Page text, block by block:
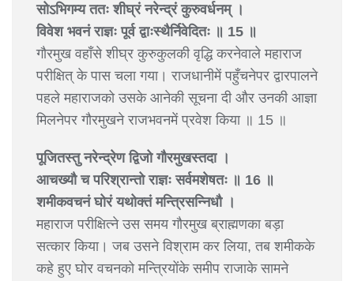
सोऽभिगम्य ततः शीघ्रं नरेन्द्रं कुरुवर्धनम् ।
विवेश भवनं राज्ञः पूर्व द्वाःस्थैर्निवेदितः ॥ 15 ॥
गौरमुख वहाँसे शीघ्र कुरुकुलकी वृद्धि करनेवाले महाराज
परीक्षित् के पास चला गया। राजधानीमें पहुँचनेपर द्वारपालने
पहले महाराजको उसके आनेकी सूचना दी और उनकी आज्ञा
मिलनेपर गौरमुखने राजभवनमें प्रवेश किया ॥ 15 ॥
पूजितस्तु नरेन्द्रेण द्विजो गौरमुखस्तदा ।
आचख्यौ च परिश्रान्तो राज्ञः सर्वमशेषतः ॥ 16 ॥
शमीकवचनं घोरं यथोक्तं मन्त्रिसन्निधौ ।
महाराज परीक्षित्ने उस समय गौरमुख ब्राह्मणका बड़ा
सत्कार किया। जब उसने विश्राम कर लिया, तब शमीकके
कहे हुए घोर वचनको मन्त्रियोंके समीप राजाके सामने